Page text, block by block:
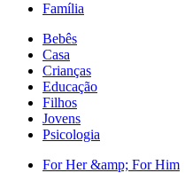
Família
Bebês
Casa
Crianças
Educação
Filhos
Jovens
Psicologia
For Her &amp; For Him